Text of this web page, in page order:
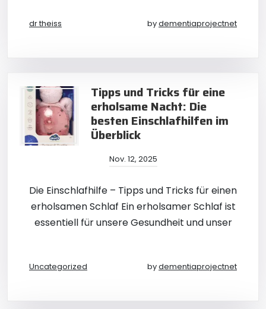
dr theiss bydementiaprojectnet
Tipps und Tricks für eine
erholsame Nacht: Die
besten Einschlafhilfen im
Überblick
Nov. 12, 2025
Die Einschlafhilfe – Tipps und Tricks für einen
erholsamen Schlaf Ein erholsamer Schlaf ist
essentiell für unsere Gesundheit und unser
Uncategorized bydementiaprojectnet